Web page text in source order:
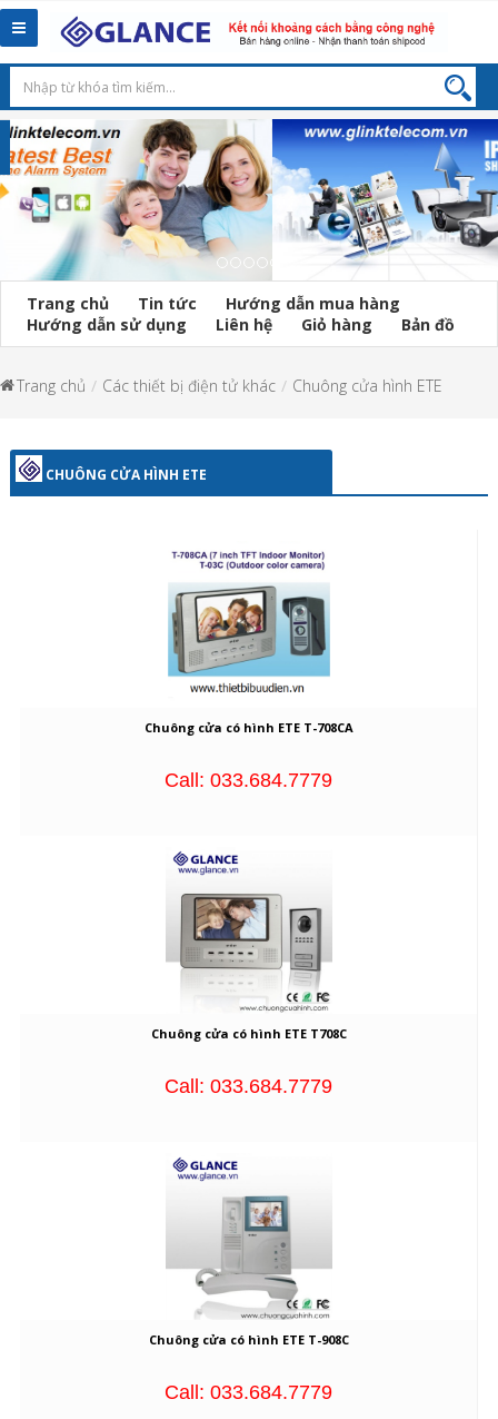
Toggle
navigation
Trang chủ Tin tức
Hướng dẫn mua hàng
Hướng dẫn sử dụng
Liên hệ Giỏ hàng Bản đồ
Trang chủ Các thiết bị điện tử khác Chuông cửa hình ETE
CHUÔNG CỬA HÌNH ETE
Chuông cửa có hình ETE T-708CA
Call: 033.684.7779
Chuông cửa có hình ETE T708C
Call: 033.684.7779
Chuông cửa có hình ETE T-908C
Call: 033.684.7779